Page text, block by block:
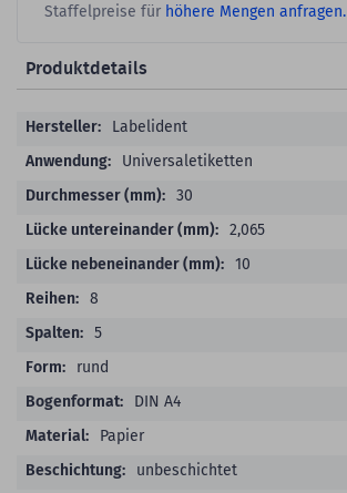
Staffelpreise für höhere Mengen anfragen.
Produktdetails
ProduktdetailsLabelident
Universaletiketten
30
2,065
10
8
5
rund
DIN A4
Papier
unbeschichtet